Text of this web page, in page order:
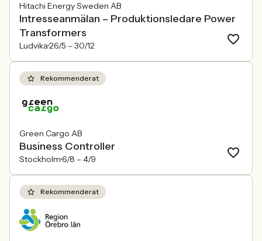
Hitachi Energy Sweden AB
Intresseanmälan – Produktionsledare Power
Transformers
Ludvika26/5 – 30/12
Rekommenderat
Green Cargo AB
Business Controller
Stockholm6/8 – 4/9
Rekommenderat